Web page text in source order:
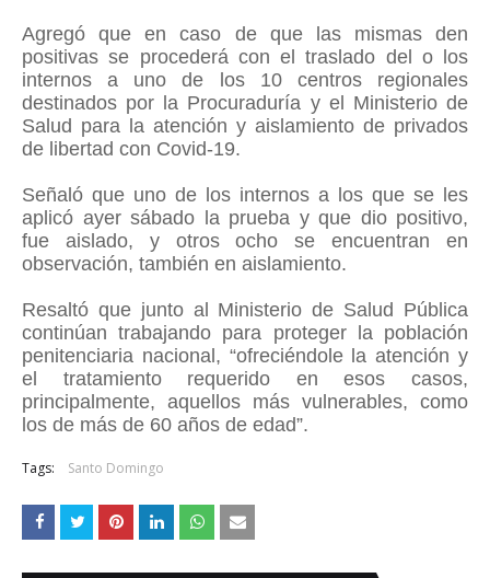
Agregó que en caso de que las mismas den
positivas se procederá con el traslado del o los
internos a uno de los 10 centros regionales
destinados por la Procuraduría y el Ministerio de
Salud para la atención y aislamiento de privados
de libertad con Covid-19.
Señaló que uno de los internos a los que se les
aplicó ayer sábado la prueba y que dio positivo,
fue aislado, y otros ocho se encuentran en
observación, también en aislamiento.
Resaltó que junto al Ministerio de Salud Pública
continúan trabajando para proteger la población
penitenciaria nacional, “ofreciéndole la atención y
el tratamiento requerido en esos casos,
principalmente, aquellos más vulnerables, como
los de más de 60 años de edad”.
Tags: Santo Domingo